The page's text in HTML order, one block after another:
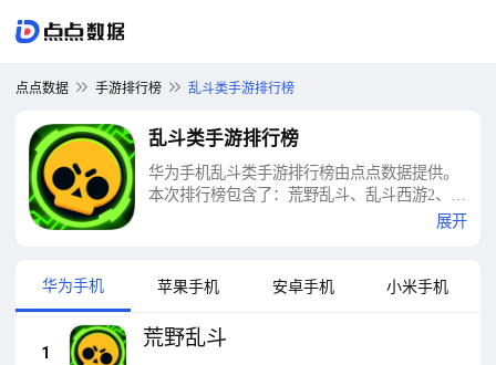
点点数据 手游排行榜 乱斗类手游排行榜
乱斗类手游排行榜
华为手机乱斗类手游排行榜由点点数据提供。
本次排行榜包含了：荒野乱斗、乱斗西游2、黑
洞城市大乱斗、刺激狂野乱斗、太空大乱斗、
类手游排行榜
展开
华为手机 苹果手机 安卓手机 小米手机
1
荒野乱斗